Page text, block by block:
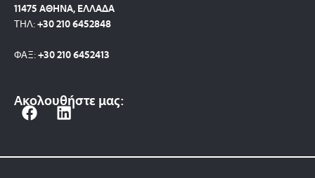
11475 ΑΘΗΝΑ, ΕΛΛΑΔΑ
ΤΗΛ:+30 210 6452848
ΦΑΞ:+30 210 6452413
Ακολουθήστε μας:
F
e
L
k